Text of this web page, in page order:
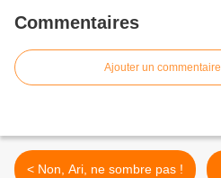
Commentaires
Ajouter un commentaire
< Non, Ari, ne sombre pas !